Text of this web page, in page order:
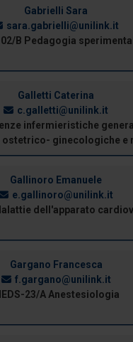
Gabrielli Sara
sara.gabrielli@unilink.it
02/B Pedagogia
Galletti Caterina
c.galletti@unilink.it
infermieristiche
ostetrico- ginecologiche e
Gallinoro Emanuele
e.gallinoro@unilink.it
dell'apparato
Gargano Francesca
f.gargano@unilink.it
23/A Anestesiologia